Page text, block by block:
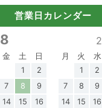
営業日カレンダー
8
金 土
日
1
2
7 8
9
14 15
16
月 火 水
1
2
7
8 9
14
15 16